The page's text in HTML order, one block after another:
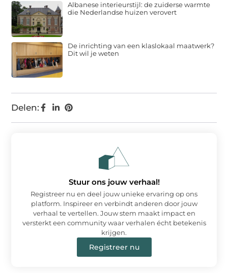
Delen:
Albanese interieurstijl: de zuiderse warmte
die Nederlandse huizen verovert
De inrichting van een klaslokaal maatwerk?
Dit wil je weten
Stuur ons jouw verhaal!
Registreer nu en deel jouw unieke ervaring op ons
platform. Inspireer en verbindt anderen door jouw
verhaal te vertellen. Jouw stem maakt impact en
versterkt een community waar verhalen écht betekenis
krijgen.
Registreer nu